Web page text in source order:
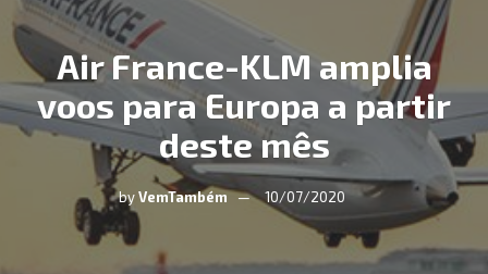
Air France-KLM amplia
voos para Europa a partir
deste mês
byVemTambém 10/07/2020